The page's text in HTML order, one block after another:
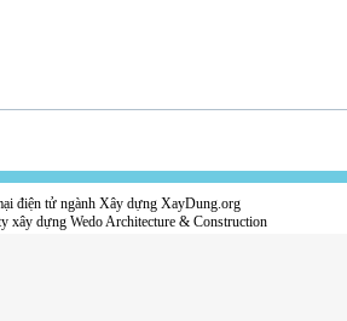
điện tử ngành Xây dựng XayDung.org
xây dựngWedo Architecture & Construction